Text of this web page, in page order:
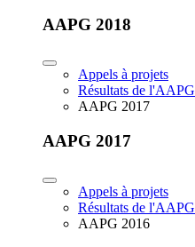
AAPG 2018
Appels à projets
Résultats de l'AAPG
AAPG 2017
AAPG 2017
Appels à projets
Résultats de l'AAPG
AAPG 2016